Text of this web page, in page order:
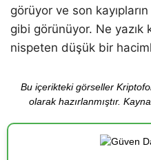
görüyor ve son
gibi görünüyor. Ne
nispeten düşük bir
Bu içerikteki görseller
olarak hazırlanmıştır.